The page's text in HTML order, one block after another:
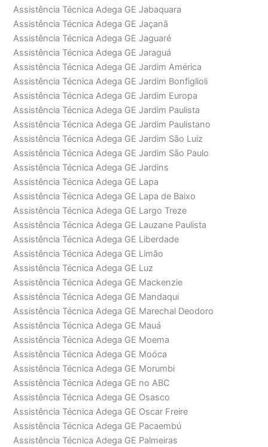
Assistência Técnica Adega GE Jabaquara
Assistência Técnica Adega GE Jaçanã
Assistência Técnica Adega GE Jaguaré
Assistência Técnica Adega GE Jaraguá
Assistência Técnica Adega GE Jardim América
Assistência Técnica Adega GE Jardim Bonfiglioli
Assistência Técnica Adega GE Jardim Europa
Assistência Técnica Adega GE Jardim Paulista
Assistência Técnica Adega GE Jardim Paulistano
Assistência Técnica Adega GE Jardim São Luiz
Assistência Técnica Adega GE Jardim São Paulo
Assistência Técnica Adega GE Jardins
Assistência Técnica Adega GE Lapa
Assistência Técnica Adega GE Lapa de Baixo
Assistência Técnica Adega GE Largo Treze
Assistência Técnica Adega GE Lauzane Paulista
Assistência Técnica Adega GE Liberdade
Assistência Técnica Adega GE Limão
Assistência Técnica Adega GE Luz
Assistência Técnica Adega GE Mackenzie
Assistência Técnica Adega GE Mandaqui
Assistência Técnica Adega GE Marechal Deodoro
Assistência Técnica Adega GE Mauá
Assistência Técnica Adega GE Moema
Assistência Técnica Adega GE Moóca
Assistência Técnica Adega GE Morumbi
Assistência Técnica Adega GE no ABC
Assistência Técnica Adega GE Osasco
Assistência Técnica Adega GE Oscar Freire
Assistência Técnica Adega GE Pacaembú
Assistência Técnica Adega GE Palmeiras